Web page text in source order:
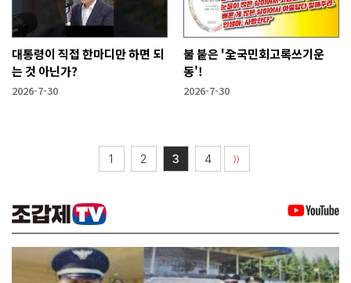
대통령이 직접 한마디만 하면 되
는 것 아닌가?
2026-7-30
불 붙은 '全국민회고록쓰기운
동'!
2026-7-30
1 2 3 4 〉〉